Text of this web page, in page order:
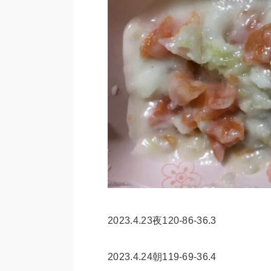
2023.4.23夜120-86-36.3
2023.4.24朝119-69-36.4